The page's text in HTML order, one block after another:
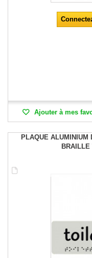
Ajouter à mes
PLAQUE ALUMINIUM
BRAILLE